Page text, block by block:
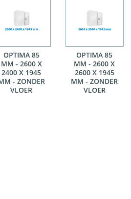
OPTIMA 85
MM - 2600 X
2400 X 1945
- ZONDER
VLOER
OPTIMA 85
MM - 2600 X
2600 X 1945
MM - ZONDER
VLOER